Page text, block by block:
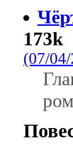
173k
(07/